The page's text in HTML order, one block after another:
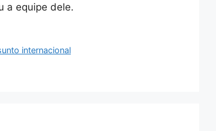
a equipe dele.
internacional